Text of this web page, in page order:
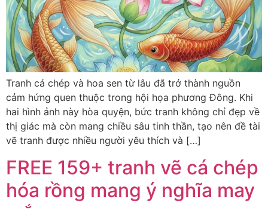
Tranh cá chép và hoa sen từ lâu đã trở thành nguồn
cảm hứng quen thuộc trong hội họa phương Đông. Khi
hai hình ảnh này hòa quyện, bức tranh không chỉ đẹp về
thị giác mà còn mang chiều sâu tinh thần, tạo nên đề tài
vẽ tranh được nhiều người yêu thích và […]
FREE 159+ tranh vẽ cá chép
hóa rồng mang ý nghĩa may